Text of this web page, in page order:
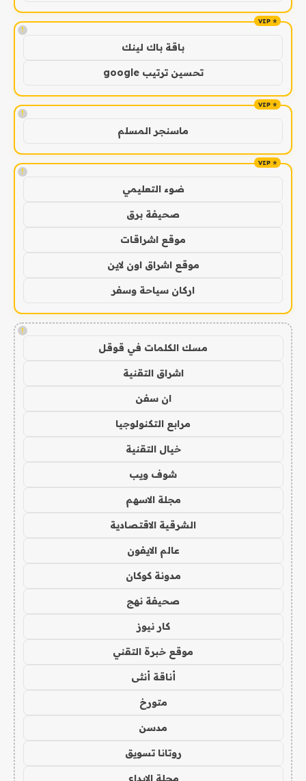
!
باقة باك لينك
تحسين ترتيب google
!
ماسنجر المسلم
!
ضوء التعليمي
صحيفة برق
موقع اشراقات
موقع اشراق اون لاين
اركان سياحة وسفر
!
مسك الكلمات في قوقل
اشراق التقنية
ان سفن
مرابع التكنولوجيا
خيال التقنية
شوف ويب
مجلة الاسهم
الشرقية الاقتصادية
عالم الايفون
مدونة كوكان
صحيفة نهج
كار نيوز
موقع خبرة التقني
أناقة أنثى
متورخ
مدسن
روتانا تسويق
مجلة الابداع